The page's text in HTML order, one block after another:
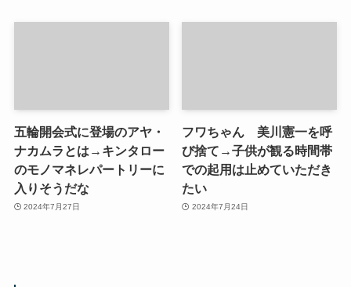
五輪開会式に登場のアヤ・
ナカムラとは→キンタロー
のモノマネレパートリーに
入りそうだな
2024年7月27日
フワちゃん 美川憲一を呼
び捨て→子供が観る時間帯
での起用は止めていただき
たい
2024年7月24日